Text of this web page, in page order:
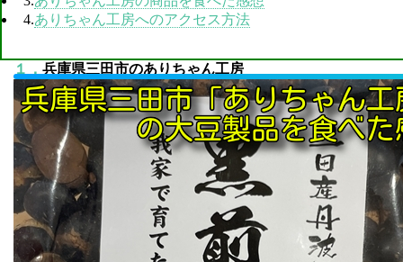
4.ありちゃん工房へのアクセス方法
１． 兵庫県三田市のありちゃん工房